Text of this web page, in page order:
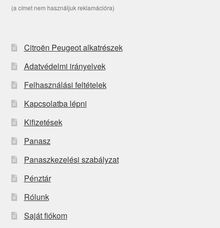
(a címet nem használjuk reklamációra)
Citroën Peugeot alkatrészek
Adatvédelmi irányelvek
Felhasználási feltételek
Kapcsolatba lépni
Kifizetések
Panasz
Panaszkezelési szabályzat
Pénztár
Rólunk
Saját fiókom